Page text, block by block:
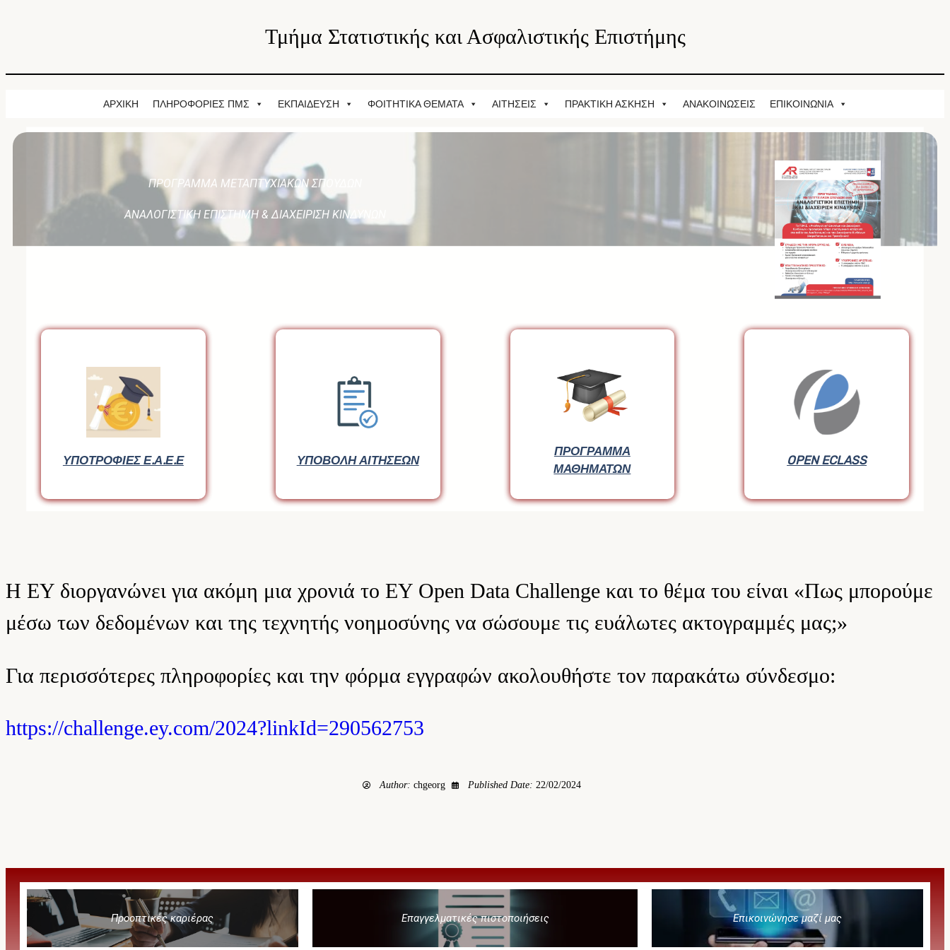
Τμήμα Στατιστικής και Ασφαλιστικής Επιστήμης
ΑΡΧΙΚΗ ΠΛΗΡΟΦΟΡΙΕΣ ΠΜΣ ΕΚΠΑΙΔΕΥΣΗ ΦΟΙΤΗΤΙΚΑ ΘΕΜΑΤΑ ΑΙΤΗΣΕΙΣ ΠΡΑΚΤΙΚΗ ΑΣΚΗΣΗ ΑΝΑΚΟΙΝΩΣΕΙΣ ΕΠΙΚΟΙΝΩΝΙΑ
ΠΡΟΓΡΑΜΜΑ ΜΕΤΑΠΤΥΧΙΑΚΩΝ ΣΠΟΥΔΩΝ
ΑΝΑΛΟΓΙΣΤΙΚΗ ΕΠΙΣΤΗΜΗ & ΔΙΑΧΕΙΡΙΣΗ ΚΙΝΔΥΝΩΝ
ΥΠΟΤΡΟΦΙΕΣ Ε.Α.Ε.Ε ΥΠΟΒΟΛΗ ΑΙΤΗΣΕΩΝ
ΠΡΟΓΡΑΜΜΑ
ΜΑΘΗΜΑΤΩΝ
OPEN ECLASS
Η ΕΥ διοργανώνει για ακόμη μια χρονιά το EY Open Data Challenge και το θέμα του είναι «Πως μπορούμε
μέσω των δεδομένων και της τεχνητής νοημοσύνης να σώσουμε τις ευάλωτες ακτογραμμές μας;»
Για περισσότερες πληροφορίες και την φόρμα εγγραφών ακολουθήστε τον παρακάτω σύνδεσμο:
https://challenge.ey.com/2024?linkId=290562753
Author: chgeorg Published Date: 22/02/2024
Προοπτικές καριέρας Επαγγελματικές πιστοποιήσεις Επικοινώνησε μαζί μας